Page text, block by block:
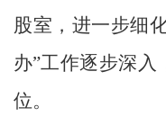
股室，进一步细
办”工作逐步深入
位。